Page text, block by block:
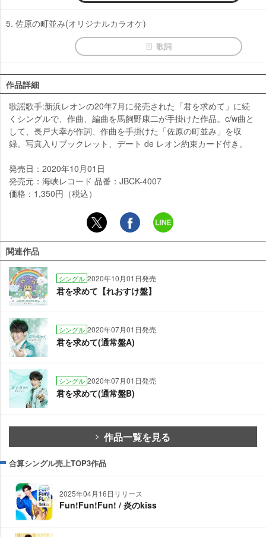
5. 佐原の町並み(オリジナルカラオケ)
歌詞
作品詳細
歌謡歌手:新浜レオンの20年7月に発売された「君を求めて」に続
くシングルで、作曲、編曲を馬飼野康二が手掛けた作品。c/w曲と
して、長戸大幸が作詞、作曲を手掛けた「佐原の町並み」を収
録。写真入りブックレット、デート de レオン約束カード付き。
発売日：2020年10月01日
発売元：海峡レコード 品番：JBCK-4007
価格：1,350円（税込）
関連作品
シングル 2020年10月01日発売
君を求めて【れおすけ盤】
シングル 2020年07月01日発売
君を求めて(通常盤A)
シングル 2020年07月01日発売
君を求めて(通常盤B)
作品一覧を見る
合算シングル売上TOP3作品
2025年04月16日リリース
Fun!Fun!Fun! / 炎のkiss